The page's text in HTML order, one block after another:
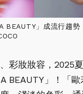
BEAUTY」成流行趨勢
彩妝妝容，2025
BEAUTY」！「